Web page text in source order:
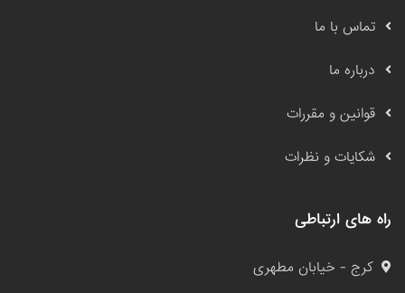
تماس با ما
درباره ما
قوانین و مقررات
شکایات و نظرات
راه های ارتباطی
کرج - خیابان مطهری